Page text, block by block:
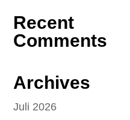
Recent
Comments
Archives
Juli 2026